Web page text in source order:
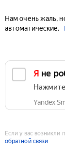
Нам очень жаль,
автоматические.
Я не
Yandex
Если у вас возникли
обратной связи